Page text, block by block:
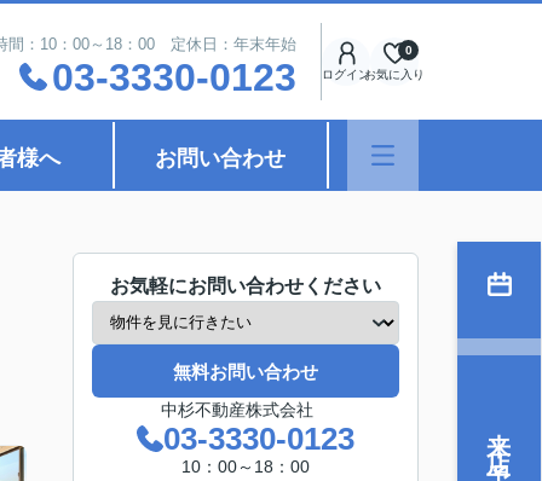
間：10：00～18：00 定休日：年末年始
03-3330-0123 ログインお気に入り
0
様へ お問い合わせ
お気軽にお問い合わせください
無料お問い合わせ
中杉不動産株式会社
03-3330-0123
10：00～18：00
来店予約